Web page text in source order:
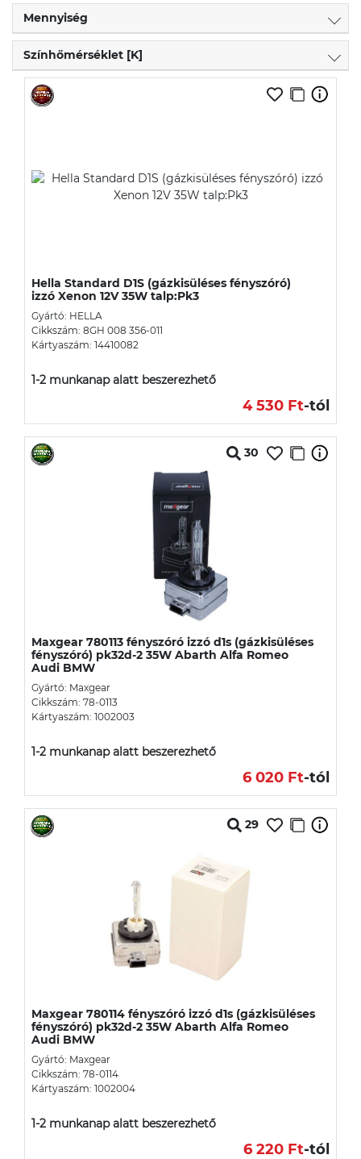
Mennyiség
Színhőmérséklet [K]
Hella Standard D1S (gázkisüléses fényszóró)
izzó Xenon 12V 35W talp:Pk3
Gyártó: HELLA
Cikkszám: 8GH 008 356-011
Kártyaszám: 14410082
1-2 munkanap alatt beszerezhető
4 530 Ft-tól
30
Maxgear 780113 fényszóró izzó d1s (gázkisüléses
fényszóró) pk32d-2 35W Abarth Alfa Romeo
Audi BMW
Gyártó: Maxgear
Cikkszám: 78-0113
Kártyaszám: 1002003
1-2 munkanap alatt beszerezhető
6 020 Ft-tól
29
Maxgear 780114 fényszóró izzó d1s (gázkisüléses
fényszóró) pk32d-2 35W Abarth Alfa Romeo
Audi BMW
Gyártó: Maxgear
Cikkszám: 78-0114
Kártyaszám: 1002004
1-2 munkanap alatt beszerezhető
6 220 Ft-tól